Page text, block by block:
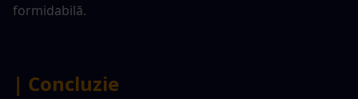
formidabilă.
| Concluzie